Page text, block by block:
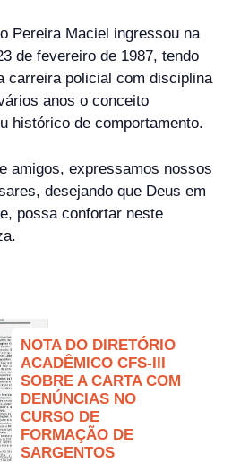
Pereira Maciel ingressou na
de fevereiro de 1987, tendo
carreira policial com disciplina
anos o conceito
histórico de comportamento.
amigos, expressamos nossos
desejando que Deus em
possa confortar neste
NOTA DO DIRETÓRIO
ACADÊMICO CFS-III
SOBRE A CARTA COM
DENÚNCIAS NO
CURSO DE
FORMAÇÃO DE
SARGENTOS